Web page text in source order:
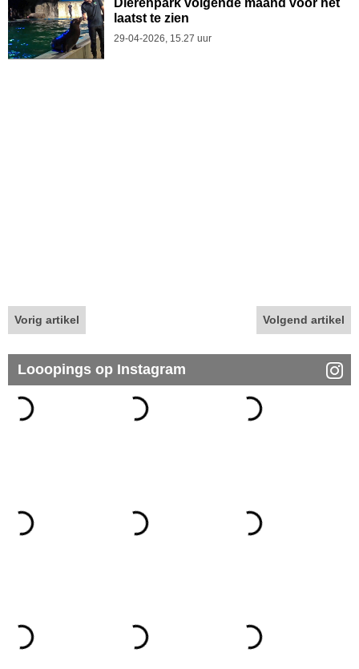
Dierenpark volgende maand voor het
laatst te zien
29-04-2026, 15.27 uur
Vorig artikel Volgend artikel
Looopings op Instagram